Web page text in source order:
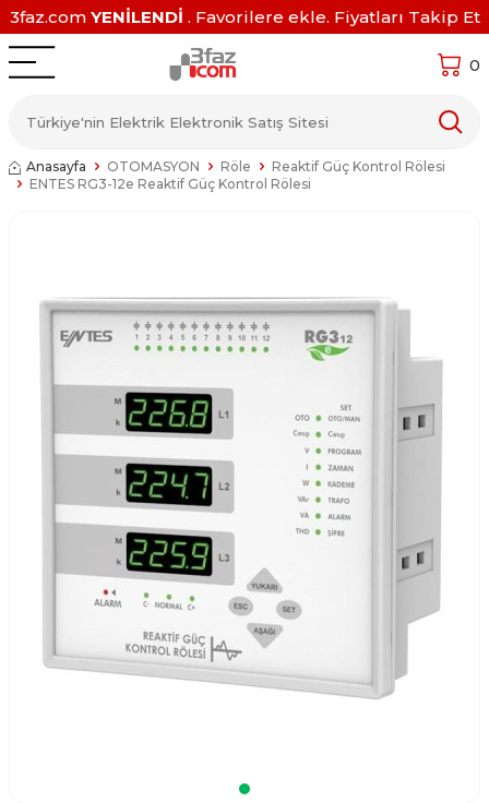
3faz.com YENİLENDİ . Favorilere ekle. Fiyatları Takip Et
0
Anasayfa OTOMASYON Röle
Reaktif Güç Kontrol Rölesi
ENTES RG3-12e Reaktif Güç Kontrol Rölesi